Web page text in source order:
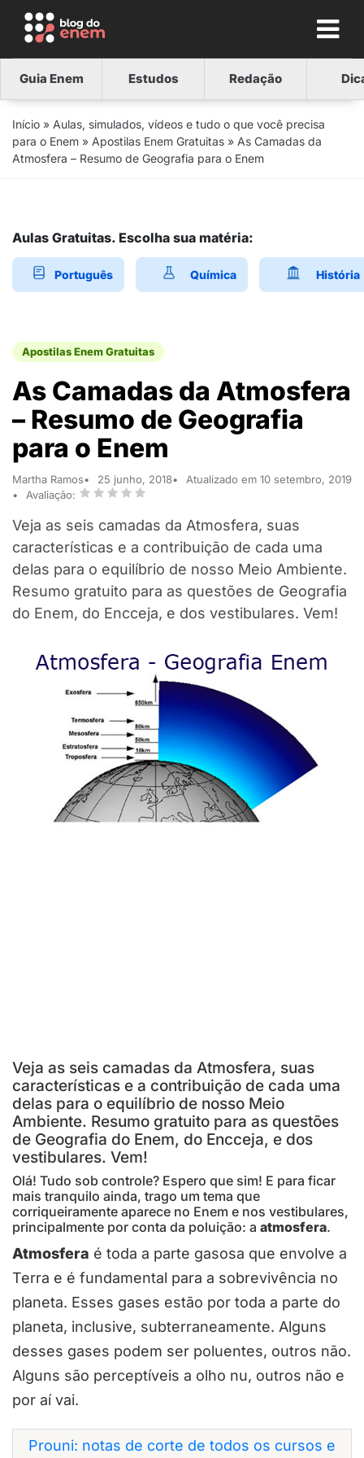
Guia Enem Estudos Redação
Início » Aulas, simulados, vídeos e tudo o que você precisa
para o Enem » Apostilas Enem Gratuitas » As Camadas da
Atmosfera – Resumo de Geografia para o Enem
Aulas Gratuitas. Escolha sua matéria:
Português Química História
Apostilas Enem Gratuitas
As Camadas da Atmosfera
– Resumo de Geografia
para o Enem
Martha Ramos 25 junho, 2018
Atualizado em 10 setembro, 2019
Avaliação:
Veja as seis camadas da Atmosfera, suas
características e a contribuição de cada uma
delas para o equilíbrio de nosso Meio Ambiente.
Resumo gratuito para as questões de Geografia
do Enem, do Encceja, e dos vestibulares. Vem!
Veja as seis camadas da Atmosfera, suas
características e a contribuição de cada uma
delas para o equilíbrio de nosso Meio
Ambiente. Resumo gratuito para as questões
de Geografia do Enem, do Encceja, e dos
vestibulares. Vem!
Olá! Tudo sob controle? Espero que sim! E para ficar
mais tranquilo ainda, trago um tema que
corriqueiramente aparece no Enem e nos vestibulares,
principalmente por conta da poluição: a atmosfera.
Atmosfera é toda a parte gasosa que envolve a
Terra e é fundamental para a sobrevivência no
planeta. Esses gases estão por toda a parte do
planeta, inclusive, subterraneamente. Alguns
desses gases podem ser poluentes, outros não.
Alguns são perceptíveis a olho nu, outros não e
por aí vai.
Prouni: notas de corte de todos os cursos e